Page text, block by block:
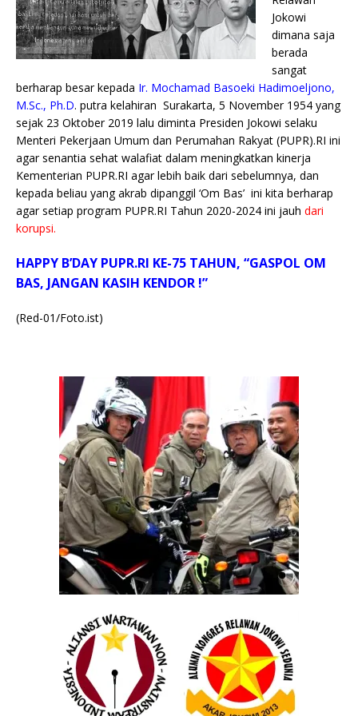
Jokowi
dimana saja
berada
sangat
berharap besar kepada Ir. Mochamad Basoeki Hadimoeljono,
M.Sc., Ph.D. putra kelahiran Surakarta, 5 November 1954 yang
sejak 23 Oktober 2019 lalu diminta Presiden Jokowi selaku
Menteri Pekerjaan Umum dan Perumahan Rakyat (PUPR).RI ini
agar senantia sehat walafiat dalam meningkatkan kinerja
Kementerian PUPR.RI agar lebih baik dari sebelumnya, dan
kepada beliau yang akrab dipanggil ‘Om Bas’ ini kita berharap
agar setiap program PUPR.RI Tahun 2020-2024 ini jauh dari
korupsi.
HAPPY B’DAY PUPR.RI KE-75 TAHUN, “GASPOL OM
BAS, JANGAN KASIH KENDOR !”
(Red-01/Foto.ist)